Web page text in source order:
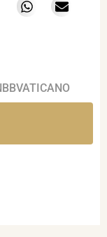
VATICANO